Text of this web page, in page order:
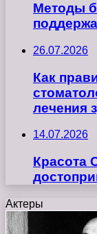
Методы
26.07.2026
Как
лечения
14.07.2026
Красота
Актеры